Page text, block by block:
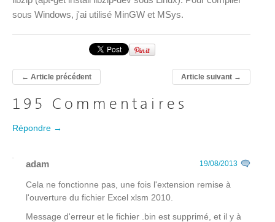
sous Windows, j'ai utilisé MinGW et MSys.
← Article précédent Article suivant→
195 Commentaires
Répondre →
adam 19/08/2013
Cela ne fonctionne pas, une fois l'extension remise à
l'ouverture du fichier Excel xlsm 2010.
Message d'erreur et le fichier .bin est supprimé, et il y à